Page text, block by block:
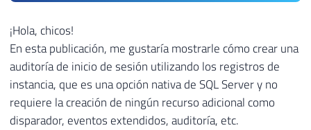
¡Hola, chicos!
En esta publicación, me gustaría mostrarle cómo crear una
auditoría de inicio de sesión utilizando los registros de
instancia, que es una opción nativa de SQL Server y no
requiere la creación de ningún recurso adicional como
disparador, eventos extendidos, auditoría, etc.